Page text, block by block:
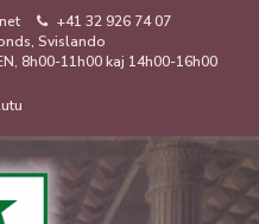
+41 32 926 74 07
Svislando
8h00-11h00 kaj 14h00-16h00